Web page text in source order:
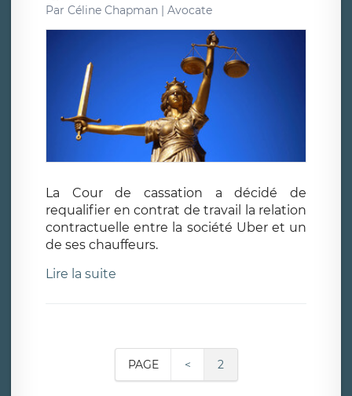
Par Céline Chapman | Avocate
La Cour de cassation a décidé de
requalifier en contrat de travail la relation
contractuelle entre la société Uber et un
de ses chauffeurs.
Lire la suite
PAGE < 2